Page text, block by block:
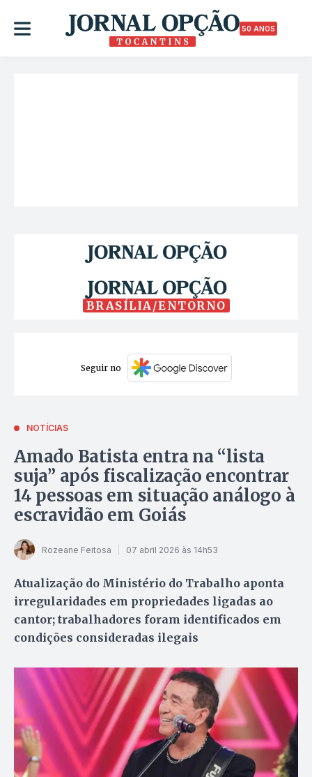
50 ANOS
BRASÍLIA/ENTORNO
Seguir no
NOTÍCIAS
Amado Batista entra na “lista
suja” após fiscalização encontrar
14 pessoas em situação análogo à
escravidão em Goiás
Rozeane Feitosa 07 abril 2026 às 14h53
Atualização do Ministério do Trabalho aponta
irregularidades em propriedades ligadas ao
cantor; trabalhadores foram identificados em
condições consideradas ilegais